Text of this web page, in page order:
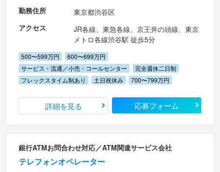
勤務住所
東京都渋谷区
アクセス
JR各線、東急各線、京王井の頭線、東京
メトロ各線渋谷駅 徒歩5分
500〜599万円
600〜699万円
サービス・流通／小売・コールセンター
完全週休二日制
フレックスタイム制あり
土日祝休み 700〜799万円
詳細を見る 応募フォーム
銀行ATMお問合わせ対応／ATM関連サービス会社
テレフォンオペレーター